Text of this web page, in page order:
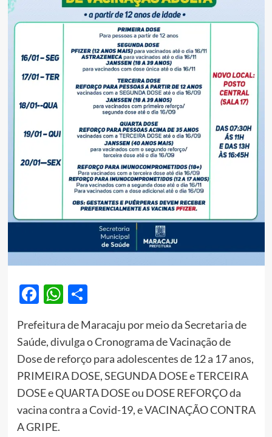
Facebook
WhatsApp
Share
Prefeitura de Maracaju por meio da Secretaria de
Saúde, divulga o Cronograma de Vacinação de
Dose de reforço para adolescentes de 12 a 17 anos,
PRIMEIRA DOSE, SEGUNDA DOSE e TERCEIRA
DOSE e QUARTA DOSE ou DOSE REFORÇO da
vacina contra a Covid-19, e VACINAÇÃO CONTRA
A GRIPE.